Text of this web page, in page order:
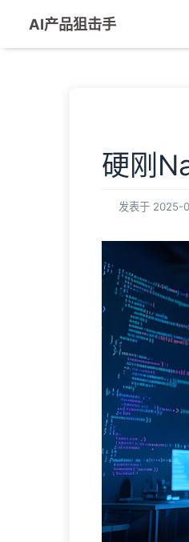
AI产品狙击手
硬刚
发表于 2025-